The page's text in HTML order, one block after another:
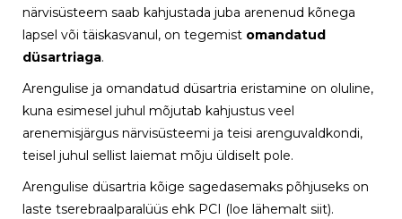
närvisüsteem saab kahjustada juba arenenud kõnega
lapsel või täiskasvanul, on tegemist omandatud
düsartriaga.
Arengulise ja omandatud düsartria eristamine on oluline,
kuna esimesel juhul mõjutab kahjustus veel
arenemisjärgus närvisüsteemi ja teisi arenguvaldkondi,
teisel juhul sellist laiemat mõju üldiselt pole.
Arengulise düsartria kõige sagedasemaks põhjuseks on
laste tserebraalparalüüs ehk PCI (loe lähemalt siit).